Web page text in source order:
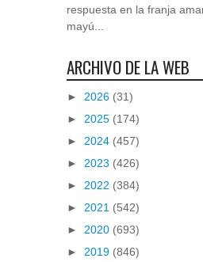
respuesta en la franja
mayú...
ARCHIVO DE LA WEB
► 2026 (31)
► 2025 (174)
► 2024 (457)
► 2023 (426)
► 2022 (384)
► 2021 (542)
► 2020 (693)
► 2019 (846)